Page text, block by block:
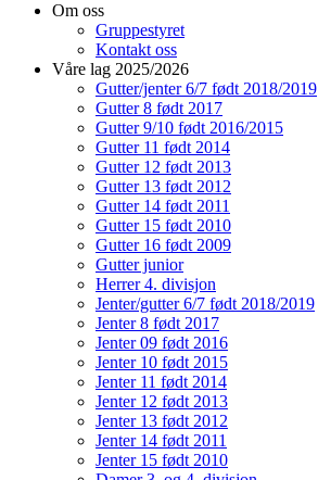
Om oss
Gruppestyret
Kontakt oss
Våre lag 2025/2026
Gutter/jenter 6/7 født 2018/2019
Gutter 8 født 2017
Gutter 9/10 født 2016/2015
Gutter 11 født 2014
Gutter 12 født 2013
Gutter 13 født 2012
Gutter 14 født 2011
Gutter 15 født 2010
Gutter 16 født 2009
Gutter junior
Herrer 4. divisjon
Jenter/gutter 6/7 født 2018/2019
Jenter 8 født 2017
Jenter 09 født 2016
Jenter 10 født 2015
Jenter 11 født 2014
Jenter 12 født 2013
Jenter 13 født 2012
Jenter 14 født 2011
Jenter 15 født 2010